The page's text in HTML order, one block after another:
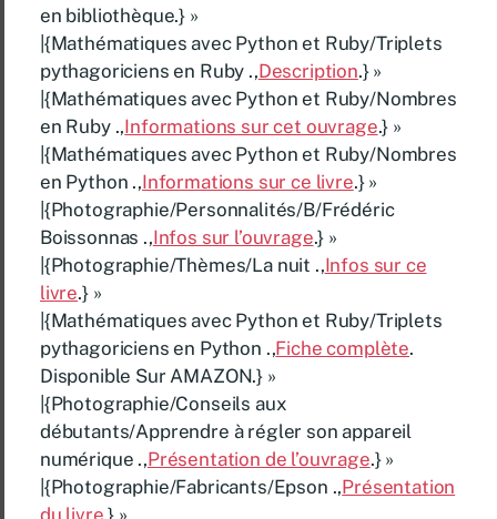
en bibliothèque.} »
|{Mathématiques avec Python et Ruby/Triplets
pythagoriciens en Ruby .,Description.} »
|{Mathématiques avec Python et Ruby/Nombres
en Ruby .,Informations sur cet ouvrage.} »
|{Mathématiques avec Python et Ruby/Nombres
en Python .,Informations sur ce livre.} »
|{Photographie/Personnalités/B/Frédéric
Boissonnas .,Infos sur l’ouvrage.} »
|{Photographie/Thèmes/La nuit .,Infos sur ce
livre.} »
|{Mathématiques avec Python et Ruby/Triplets
pythagoriciens en Python .,Fiche complète.
Disponible Sur AMAZON.} »
|{Photographie/Conseils aux
débutants/Apprendre à régler son appareil
numérique .,Présentation de l’ouvrage.} »
|{Photographie/Fabricants/Epson .,Présentation
du livre.} »